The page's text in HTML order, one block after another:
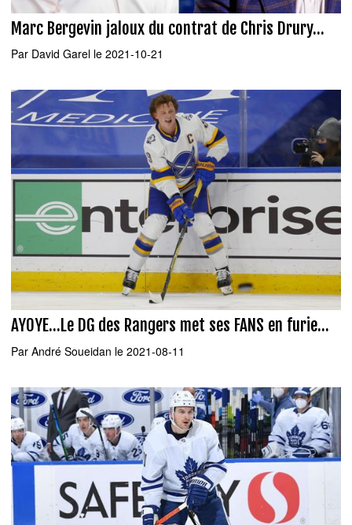
Marc Bergevin jaloux du contrat de Chris Drury...
Par David Garel le 2021-10-21
AYOYE...Le DG des Rangers met ses FANS en furie...
Par André Soueidan le 2021-08-11